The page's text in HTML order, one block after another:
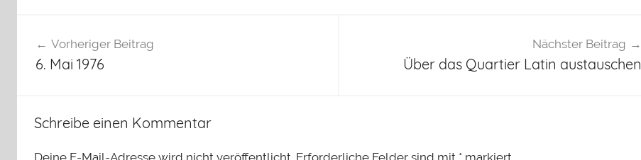
Vorheriger Beitrag
6. Mai 1976
Nächster Beitrag
Über das Quartier Latin austauschen
Schreibe einen Kommentar